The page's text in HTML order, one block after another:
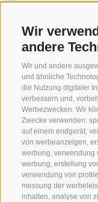
Wir
andere
Wir und andere
und ähnliche
die Nutzung digitaler
verbessern und,
Werbezwecken. Wir
Zwecke verwenden:
auf einem endgerät,
von werbeanzeigen,
werbung, verwendung
werbung, erstellung
verwendung von
messung der
inhalten, analyse von
Wie können wir
Ich habe die
verstanden